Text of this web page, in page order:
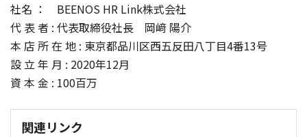
社名 ： BEENOS HR Link株式会社
代 表 者 : 代表取締役社長 岡﨑 陽介
本 店 所 在 地 : 東京都品川区西五反田八丁目4番13号
設 立 年 月 : 2020年12月
資 本 金 : 100百万
関連リンク